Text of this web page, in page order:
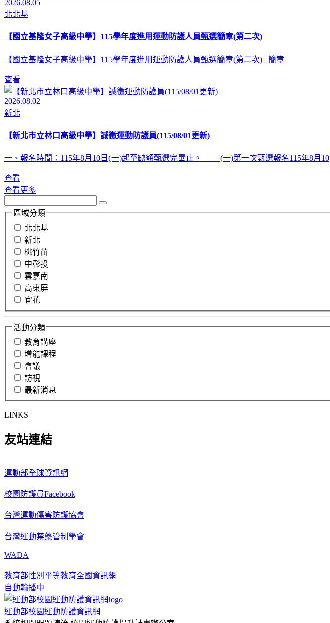
2026.08.05
北北基
【國立基隆女子高級中學】115學年度進用運動防護人員甄選簡章(第二次)
【國立基隆女子高級中學】115學年度進用運動防護人員甄選簡章(第二次) 簡章
查看
2026.08.02
新北
【新北市立林口高級中學】誠徵運動防護員(115/08/01更新)
一、報名時間：115年8月10日(一)起至缺額甄選完畢止。 (一)第一次甄選報名115年8月10
查看
查看更多
區域分類
北北基
新北
桃竹苗
中彰投
雲嘉南
高東屏
宜花
活動分類
教育講座
增能課程
會議
訪視
最新消息
LINKS
友站連結
運動部全球資訊網
校園防護員Facebook
台灣運動傷害防護協會
台灣運動禁藥管制學會
WADA
教育部性別平等教育全國資訊網
自動輪播中
運動部校園運動防護資訊網